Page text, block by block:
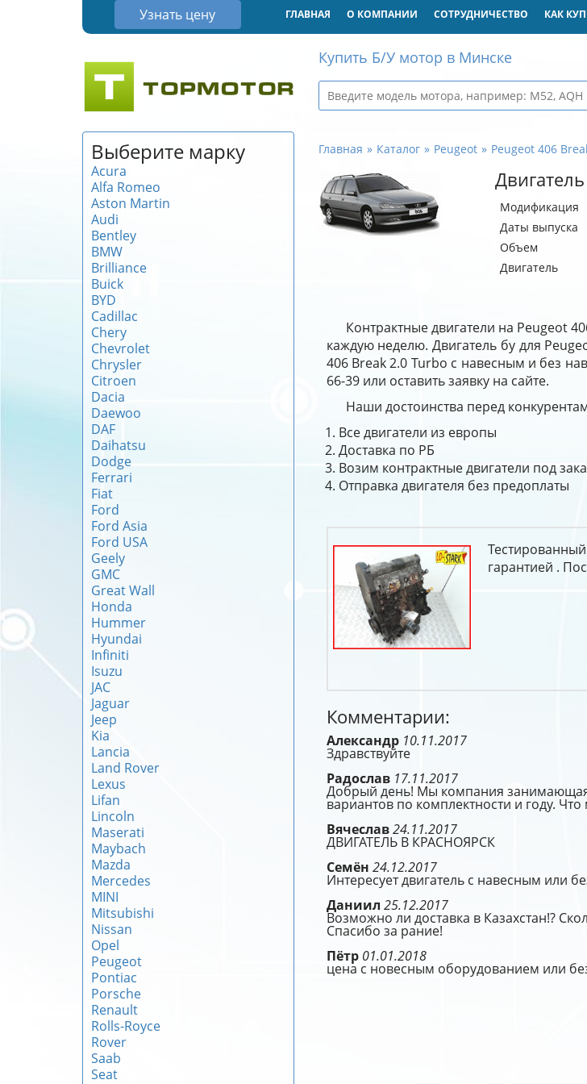
Узнать цену ГЛАВНАЯ О КОМПАНИИ СОТРУДНИЧЕСТВО КАК
Купить Б/У мотор в Минске
Выберите марку
Acura
Alfa Romeo
Aston Martin
Audi
Bentley
BMW
Brilliance
Buick
BYD
Cadillac
Chery
Chevrolet
Chrysler
Citroen
Dacia
Daewoo
DAF
Daihatsu
Dodge
Ferrari
Fiat
Ford
Ford Asia
Ford USA
Geely
GMC
Great Wall
Honda
Hummer
Hyundai
Infiniti
Isuzu
JAC
Jaguar
Jeep
Kia
Lancia
Land Rover
Lexus
Lifan
Lincoln
Maserati
Maybach
Mazda
Mercedes
MINI
Mitsubishi
Nissan
Opel
Peugeot
Pontiac
Porsche
Renault
Rolls-Royce
Rover
Saab
Seat
Главная Каталог Peugeot Peugeot 406
Модификация
Даты выпуска
Объем
Двигатель
Контрактные двигатели на Peugeot
каждую неделю. Двигатель бу для
406 Break 2.0 Turbo с навесным и без
66-39 или оставить заявку на сайте.
Наши достоинства перед
Все двигатели из европы
Доставка по РБ
Возим контрактные двигатели под
Отправка двигателя без предоплаты
гарантией .
Комментарии:
Александр 10.11.2017
Здравствуйте
Радослав 17.11.2017
Добрый день! Мы компания
вариантов по комплектности и году.
Вячеслав24.11.2017
ДВИГАТЕЛЬ В КРАСНОЯРСК
Семён 24.12.2017
Интересует двигатель с навесным или
Даниил 25.12.2017
Возможно ли доставка в Казахстан!?
Спасибо за рание!
Пётр 01.01.2018
цена с новесным оборудованием или